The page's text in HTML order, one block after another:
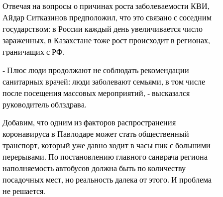
Отвечая на вопросы о причинах роста заболеваемости КВИ,
Айдар Ситказинов предположил, что это связано с соседним
государством: в России каждый день увеличивается число
зараженных, в Казахстане тоже рост происходит в регионах,
граничащих с РФ.
- Плюс люди продолжают не соблюдать рекомендации
санитарных врачей: люди заболевают семьями, в том числе
после посещения массовых мероприятий, - высказался
руководитель облздрава.
Добавим, что одним из факторов распространения
коронавируса в Павлодаре может стать общественный
транспорт, который уже давно ходит в часы пик с большими
перерывами. По постановлению главного санврача региона
наполняемость автобусов должна быть по количеству
посадочных мест, но реальность далека от этого. И проблема
не решается.